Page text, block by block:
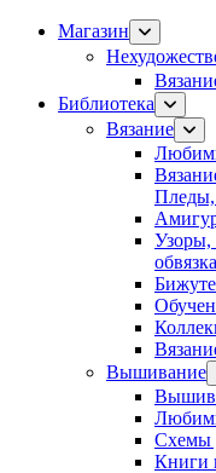
Магазин
Библиотека
Вязание
Узоры,
Вышивание
Схемы
Книги